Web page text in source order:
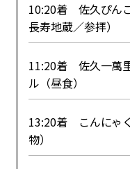
10:20着 佐久ぴん
長寿地蔵／参拝）
11:20着 佐久一萬
ル（昼食）
13:20着 こんにゃ
物）